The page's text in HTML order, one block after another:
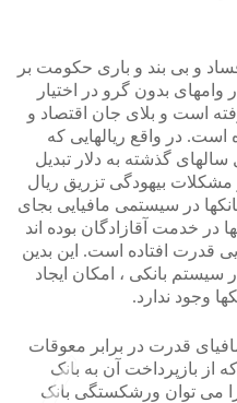
و بی بند و باری حکومت بر
بدون گرو در اختیار
است و بلای جان اقتصاد و
در واقع ریالهایی که
سالهای گذشته به دلار تبدیل
بیهودگی تزریق ریال
در سیستمی مافیایی بجای
در خدمت آقازادگان بوده اند
قدرت افتاده است. این بدین
بانکی ، امکان ایجاد
وجود ندارد.
قدرت در برابر معوقات
از بازپرداخت آن به بانک
می توان ورشکستگی بانک